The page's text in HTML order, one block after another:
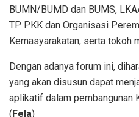
BUMN/BUMD dan BUMS,
TP PKK dan Organisasi
Kemasyarakatan, serta tokoh
Dengan adanya forum ini,
yang akan disusun dapat
aplikatif dalam pembangunan
(Fela)